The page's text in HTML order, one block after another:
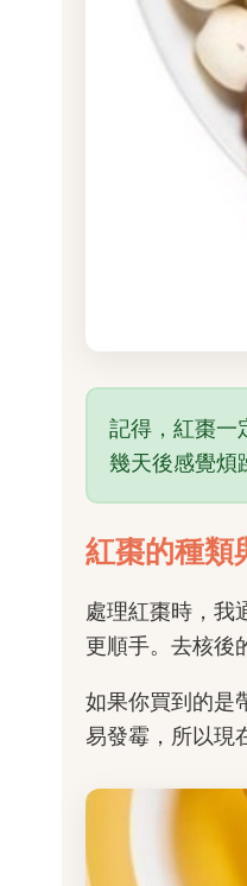
記得，紅棗一
幾天後感覺煩
紅棗的種類
處理紅棗時，我
更順手。去核後
如果你買到的是
易發霉，所以現